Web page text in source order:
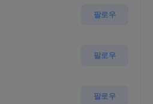
팔로우
팔로우
팔로우